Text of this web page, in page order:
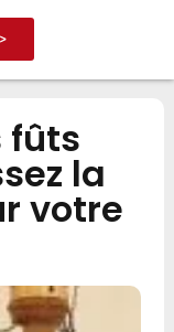
fûts
la
votre